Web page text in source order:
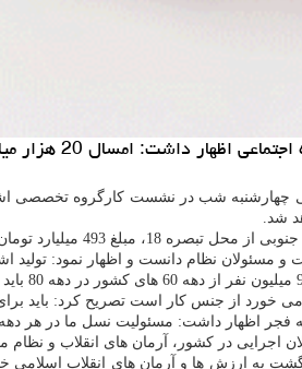
بانكی برای تولید و توسعه اشتغال جدید در كشور فراهم گشته است.
چهارشنبه شب در نشست كارگروه تخصصی
شد.
كارآفرینی امید 483 میلیارد تومان در نظر گرفته شده است.
و مسئولان نظام دانست و اظهار نمود:
خورد از جنس كار است تصریح كرد: باید
فجر اظهار داشت: مسئولیت نسل ما در هر
اجرایی در كشور، آرمان های انقلاب و
به ارزش ها و آرمان های انقلاب